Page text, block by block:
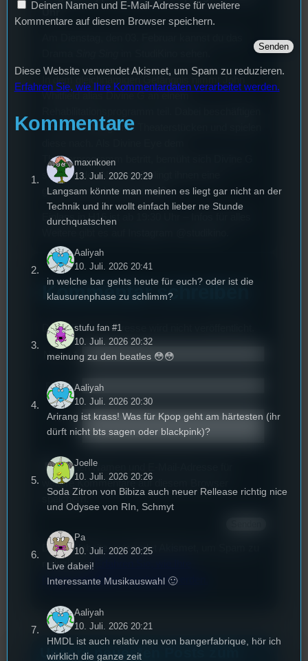
Uhr
In dem gleichnamigen Gefängnis nimmt John
sich die Häftlinge mit Theaterstücken und spielen
Theaterprogramm betritt, bemüht sich Divine G
sehr um den Neuling. Gelingt ihnen eine
gemeinsame Inszenierung?
Einlass in H16 ist ab 19:30 Uhr – Infos für alles
Kommentar schreiben
Deine E-Mail-Addresse wird nicht veröffentlicht.
Name*
Email*
Text*
Deinen Namen und E-Mail-Adresse für
weitere Kommentare auf diesem Browser
Diese Website verwendet Akismet, um Spam zu
reduzieren.
Kommentardaten verarbeitet werden.
Unsere neuesten Posts zum
Deinen Namen und E-Mail-Adresse für weitere
Kommentare auf diesem Browser speichern.
Diese Website verwendet Akismet, um Spam zu reduzieren.
Erfahren Sie, wie Ihre Kommentardaten verarbeitet werden.
Kommentare
maxnkoen
13. Juli. 2026 20:29
Langsam könnte man meinen es liegt gar nicht an der
Technik und ihr wollt einfach lieber ne Stunde
durchquatschen
Aaliyah
10. Juli. 2026 20:41
in welche bar gehts heute für euch? oder ist die
klausurenphase zu schlimm?
stufu fan #1
10. Juli. 2026 20:32
meinung zu den beatles 😳😳
Aaliyah
10. Juli. 2026 20:30
Arirang ist krass! Was für Kpop geht am härtesten (ihr
dürft nicht bts sagen oder blackpink)?
Joelle
10. Juli. 2026 20:26
Soda Zitron von Bibiza auch neuer Rellease richtig nice
und Odysee von RIn, Schmyt
Pa
10. Juli. 2026 20:25
Live dabei!
Interessante Musikauswahl 🙂
Aaliyah
10. Juli. 2026 20:21
HMDL ist auch relativ neu von bangerfabrique, hör ich
wirklich die ganze zeit